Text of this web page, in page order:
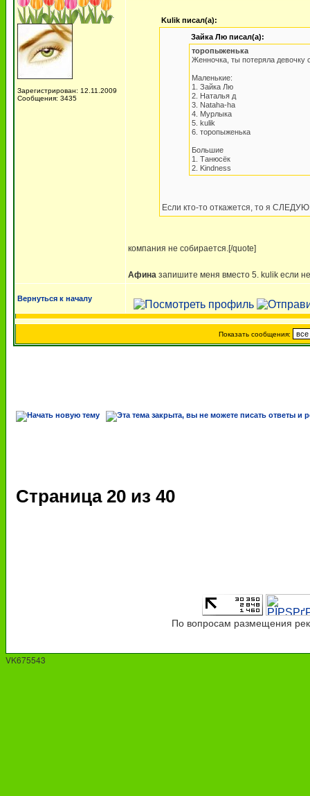
Зарегистрирован: 12.11.2009
Сообщения: 3435
Kulik писал(а):
Зайка Лю писал(а):
торопыженька
Женночка, ты потеряла девочку
Маленькие:
1. Зайка Лю
2. Наталья д
3. Nataha-ha
4. Мурлыка
5. kulik
6. торопыженька
Большие
1. Танюсёк
2. Kindness
Если кто-то откажется, то я
компания не собирается.[/quote]
Афина запишите меня вместо 5. kulik если
Вернуться к началу
Показать сообщения:
Страница 20 из 40
По вопросам размещения
VK675543